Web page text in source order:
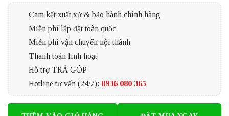
Cam kết xuất xứ & bảo hành chính hãng
Miễn phí lắp đặt toàn quốc
Miễn phí vận chuyển nội thành
Thanh toán linh hoạt
Hỗ trợ TRẢ GÓP
Hotline tư vấn (24/7): 0936 080 365